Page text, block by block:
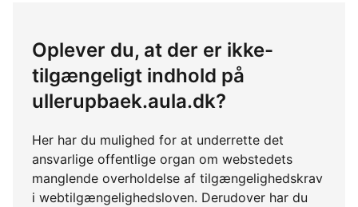
Oplever du, at der er ikke-
tilgængeligt indhold på
ullerupbaek.aula.dk?
Her har du mulighed for at underrette det
ansvarlige offentlige organ om webstedets
manglende overholdelse af tilgængelighedskrav
i webtilgængelighedsloven. Derudover har du